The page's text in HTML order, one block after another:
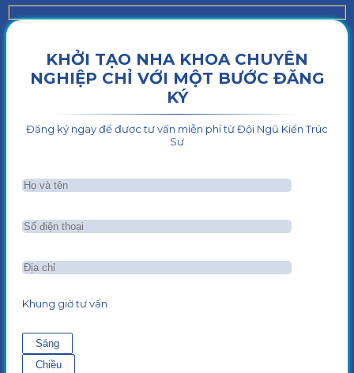
KHỞI TẠO NHA KHOA CHUYÊN
NGHIỆP CHỈ VỚI MỘT BƯỚC ĐĂNG
KÝ
Đăng ký ngay để được tư vấn miễn phí từ Đội Ngũ Kiến Trúc
Sư
Khung giờ tư vấn
Sáng
Chiều